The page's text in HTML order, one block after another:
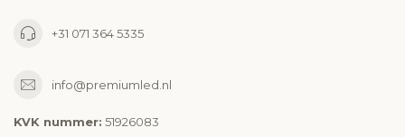
+31 071 364 5335
info@premiumled.nl
KVK nummer: 51926083